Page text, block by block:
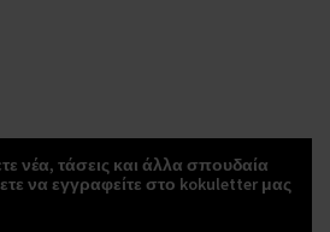
νέα, τάσεις και άλλα σπουδαία
να εγγραφείτε στο kokuletter μας